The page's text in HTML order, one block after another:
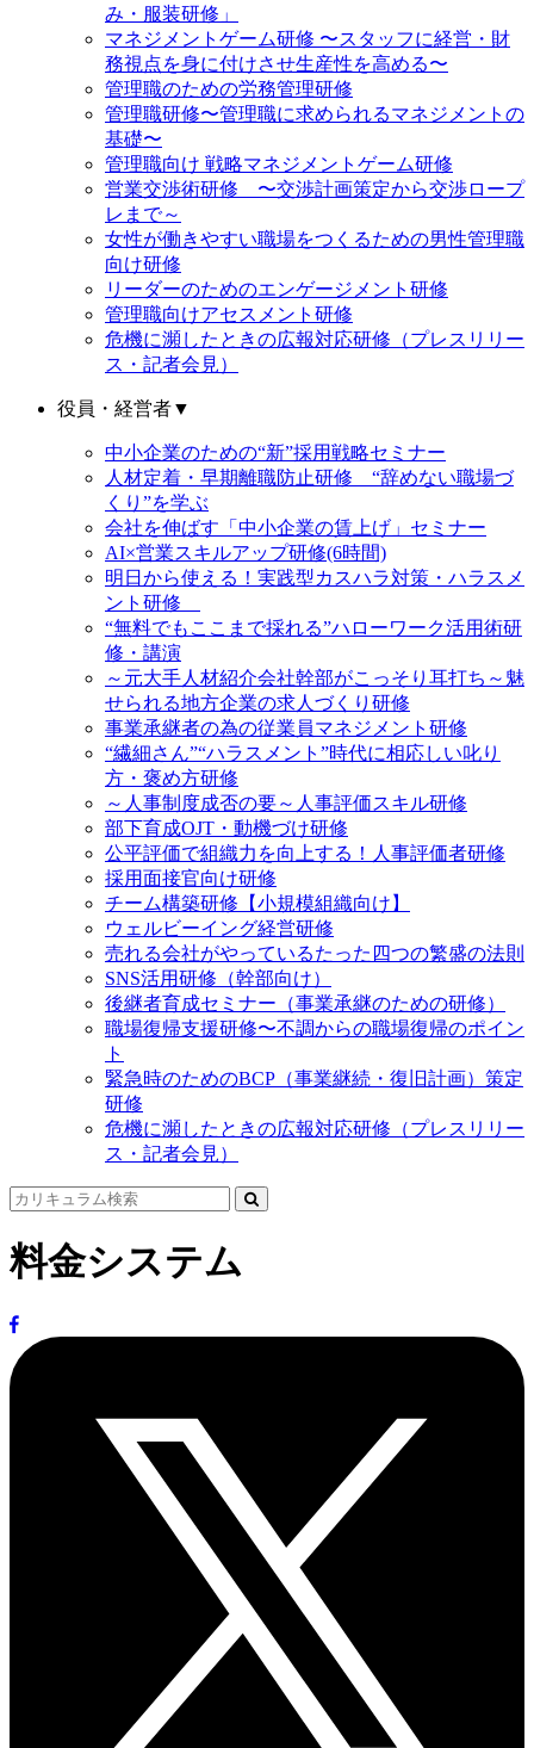
み・服装研修」
マネジメントゲーム研修 〜スタッフに経営・財
務視点を身に付けさせ生産性を高める〜
管理職のための労務管理研修
管理職研修〜管理職に求められるマネジメントの
基礎〜
管理職向け 戦略マネジメントゲーム研修
営業交渉術研修 〜交渉計画策定から交渉ロープ
レまで～
女性が働きやすい職場をつくるための男性管理職
向け研修
リーダーのためのエンゲージメント研修
管理職向けアセスメント研修
危機に瀕したときの広報対応研修（プレスリリー
ス・記者会見）
役員・経営者▼
中小企業のための“新”採用戦略セミナー
人材定着・早期離職防止研修 “辞めない職場づ
くり”を学ぶ
会社を伸ばす「中小企業の賃上げ」セミナー
AI×営業スキルアップ研修(6時間)
明日から使える！実践型カスハラ対策・ハラスメ
ント研修
“無料でもここまで採れる”ハローワーク活用術研
修・講演
～元大手人材紹介会社幹部がこっそり耳打ち～魅
せられる地方企業の求人づくり研修
事業承継者の為の従業員マネジメント研修
“繊細さん”“ハラスメント”時代に相応しい叱り
方・褒め方研修
～人事制度成否の要～人事評価スキル研修
部下育成OJT・動機づけ研修
公平評価で組織力を向上する！人事評価者研修
採用面接官向け研修
チーム構築研修【小規模組織向け】
ウェルビーイング経営研修
売れる会社がやっているたった四つの繁盛の法則
SNS活用研修（幹部向け）
後継者育成セミナー（事業承継のための研修）
職場復帰支援研修〜不調からの職場復帰のポイン
ト
緊急時のためのBCP（事業継続・復旧計画）策定
研修
危機に瀕したときの広報対応研修（プレスリリー
ス・記者会見）
料金システム